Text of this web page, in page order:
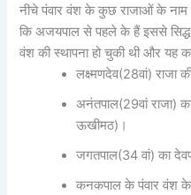
नीचे पंवार वंश के कुछ राजाओं के नाम
कि अजयपाल से पहले के हैं इससे सिद्ध
वंश की स्थापना हो चुकी थी और यह
लक्ष्मणदेव(28वां) राजा
अनंतपाल(29वां राजा)
ऊखीमठ)।
जगतपाल(34 वां) का
कनकपाल के पंवार वंश